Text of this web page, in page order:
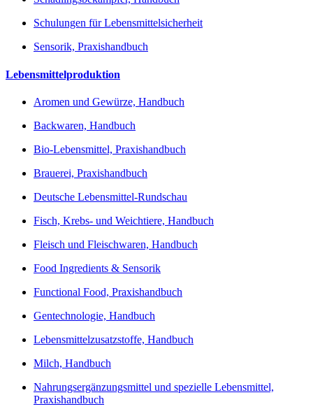
Schulungen für Lebensmittelsicherheit
Sensorik, Praxishandbuch
Lebensmittelproduktion
Aromen und Gewürze, Handbuch
Backwaren, Handbuch
Bio-Lebensmittel, Praxishandbuch
Brauerei, Praxishandbuch
Deutsche Lebensmittel-Rundschau
Fisch, Krebs- und Weichtiere, Handbuch
Fleisch und Fleischwaren, Handbuch
Food Ingredients & Sensorik
Functional Food, Praxishandbuch
Gentechnologie, Handbuch
Lebensmittelzusatzstoffe, Handbuch
Milch, Handbuch
Nahrungsergänzungsmittel und spezielle Lebensmittel,
Praxishandbuch